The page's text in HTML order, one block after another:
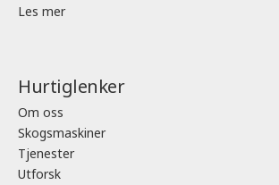
Les mer
Hurtiglenker
Om oss
Skogsmaskiner
Tjenester
Utforsk